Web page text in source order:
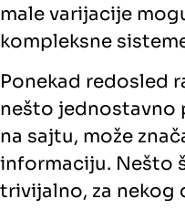
male varijacije
kompleksne
Ponekad redosled
nešto jednostavno
na sajtu, može
informaciju. Nešto
trivijalno, za nekog